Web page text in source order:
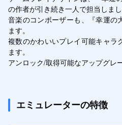
の作者が引き続き一人で担当しまし
音楽のコンポーザーも、『幸運の
ます。
複数のかわいいプレイ可能キャラ
ます。
アンロック/取得可能なアップグレ
エミュレーターの特徴